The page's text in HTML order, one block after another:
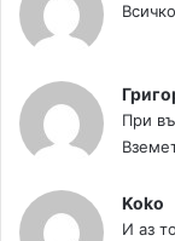
При
Koko
И аз